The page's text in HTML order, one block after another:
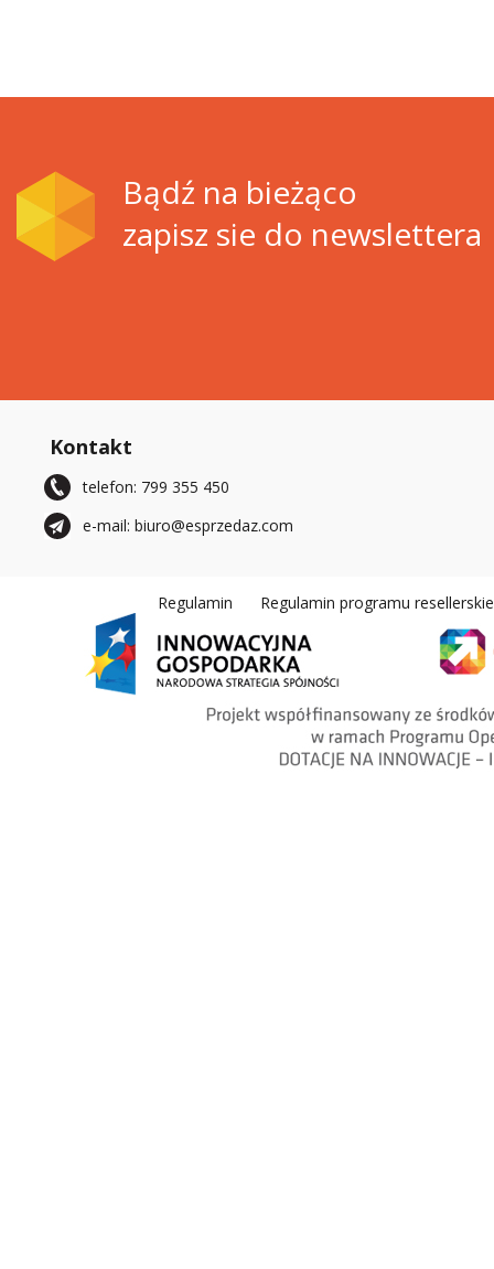
Bądź na bieżąco
zapisz sie do newslettera
Kontakt
telefon: 799 355 450
e-mail: biuro@esprzedaz.com
Regulamin Regulamin programu